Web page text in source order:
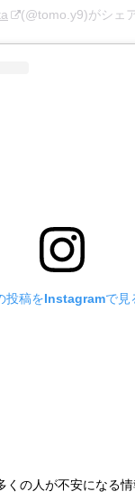
(@tomo.y9)がシェ
投稿をInstagramで見
くの人が不安になる